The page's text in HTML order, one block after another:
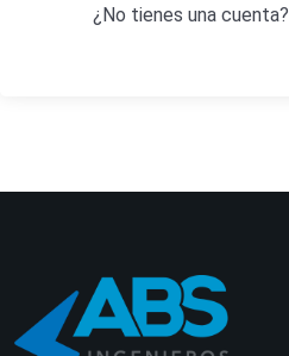
¿No tienes una cuenta?